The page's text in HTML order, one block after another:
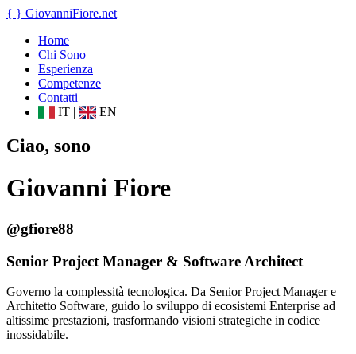
{ } GiovanniFiore.net
Home
Chi Sono
Esperienza
Competenze
Contatti
IT | EN
Ciao, sono
Giovanni Fiore
@gfiore88
Senior Project Manager & Software Architect
Governo la complessità tecnologica. Da Senior Project Manager e
Architetto Software, guido lo sviluppo di ecosistemi Enterprise ad
altissime prestazioni, trasformando visioni strategiche in codice
inossidabile.